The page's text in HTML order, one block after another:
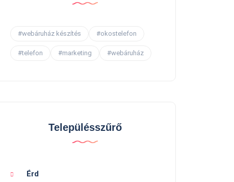
#webáruház készítés #okostelefon
#telefon #marketing #webáruház
Településszűrő
Érd